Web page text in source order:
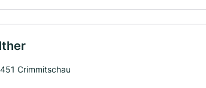
Crimmitschau